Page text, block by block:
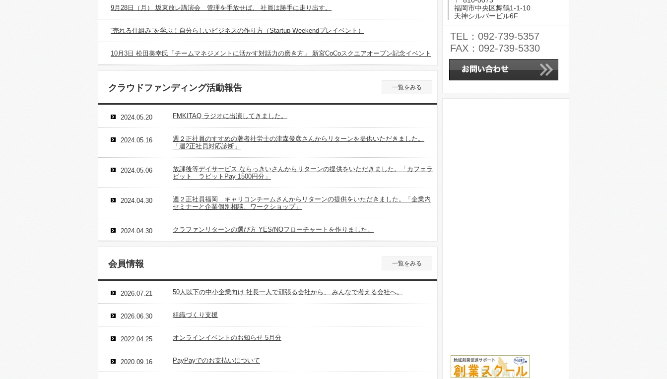
9月28日（月） 坂東放レ講演会 管理を手放せば、 社員は勝手に走り出す。
“売れる仕組み”を学ぶ！自分らしいビジネスの作り方（Startup Weekendプレイベント）
10月3日 松田美幸氏「チームマネジメントに活かす対話力の磨き方」 新宮CoCoスクエアオープン記念イベント
クラウドファンディング活動報告 一覧をみる
2024.05.20 FMKITAQ ラジオに出演してきました。
2024.05.16
週２正社員のすすめの著者社労士の津森俊彦さんからリターンを提供いただきました。
「週2正社員対応診断」
2024.05.06
放課後等デイサービス ならっきいさんからリターンの提供をいただきました。「カフェラ
ビット ラビットPay 1500円分」
2024.04.30
週２正社員福岡 キャリコンチームさんからリターンの提供をいただきました。「企業内
セミナーと企業個別相談、ワークショップ」
2024.04.30 クラファンリターンの選び方 YES/NOフローチャートを作りました。
会員情報 一覧をみる
2026.07.21 50人以下の中小企業向け 社長一人で頑張る会社から、 みんなで考える会社へ。
2026.06.30 組織づくり支援
2022.04.25 オンラインイベントのお知らせ 5月分
2020.09.16 PayPayでのお支払いについて
福岡市中央区舞鶴1-1-10
天神シルバービル6F
TEL：092-739-5357
FAX：092-739-5330